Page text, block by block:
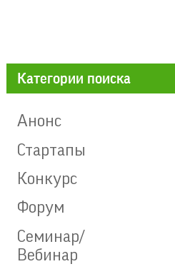
Категории поиска
Анонс
Стартапы
Конкурс
Форум
Семинар/
Вебинар